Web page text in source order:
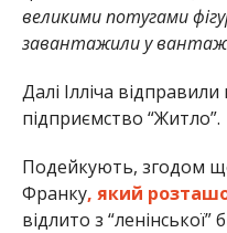
великими потугами
завантажили у
Далі Ілліча
підприємство “Житло”.
Подейкують, згодом
Франку, який
відлито з “ленінської”